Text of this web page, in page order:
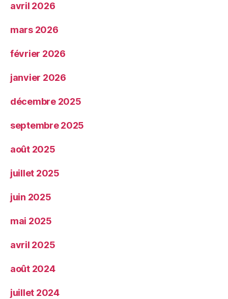
avril 2026
mars 2026
février 2026
janvier 2026
décembre 2025
septembre 2025
août 2025
juillet 2025
juin 2025
mai 2025
avril 2025
août 2024
juillet 2024